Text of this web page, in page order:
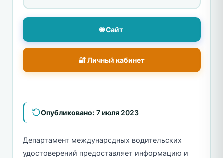
🌐 Сайт
🔐 Личный кабинет
Опубликовано: 7 июля 2023
Департамент международных водительских
удостоверений предоставляет информацию и